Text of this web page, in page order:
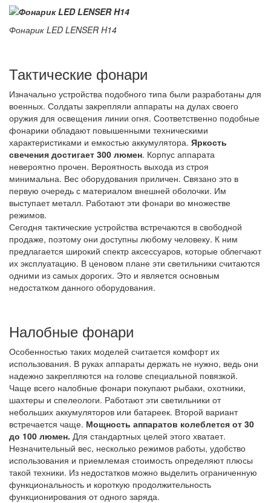
Фонарик LED LENSER H14
Тактические фонари
Изначально устройства подобного типа были разработаны для
военных. Солдаты закрепляли аппараты на дулах своего
оружия для освещения линии огня. Соответственно подобные
фонарики обладают повышенными техническими
характеристиками и емкостью аккумулятора. Яркость
свечения достигает 300 люмен. Корпус аппарата
невероятно прочен. Вероятность выхода из строя
минимальна. Вес оборудования приличен. Связано это в
первую очередь с материалом внешней оболочки. Им
выступает металл. Работают эти фонари во множестве
режимов.
Сегодня тактические устройства встречаются в свободной
продаже, поэтому они доступны любому человеку. К ним
предлагается широкий спектр аксессуаров, которые облегчают
их эксплуатацию. В ценовом плане эти светильники считаются
одними из самых дорогих. Это и является основным
недостатком данного оборудования.
Налобные фонари
Особенностью таких моделей считается комфорт их
использования. В руках аппараты держать не нужно, ведь они
надежно закрепляются на голове специальной повязкой.
Чаще всего налобные фонари покупают рыбаки, охотники,
шахтеры и спелеологи. Работают эти светильники от
небольших аккумуляторов или батареек. Второй вариант
встречается чаще. Мощность аппаратов колеблется от 30
до 100 люмен. Для стандартных целей этого хватает.
Незначительный вес, несколько режимов работы, удобство
использования и приемлемая стоимость определяют плюсы
такой техники. Из недостатков можно выделить ограниченную
функциональность и короткую продолжительность
функционирования от одного заряда.